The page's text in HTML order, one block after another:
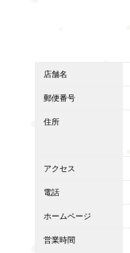
店舗名
郵便番号
住所
アクセス
電話
ホームページ
営業時間